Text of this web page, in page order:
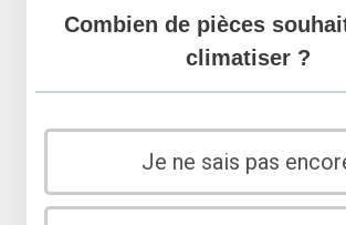
Combien de pièces
climatiser ?
Je ne sais pas